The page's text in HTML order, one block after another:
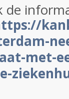
de
met-